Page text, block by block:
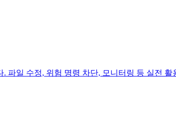
파일 수정, 위험 명령 차단, 모니터링 등 실전